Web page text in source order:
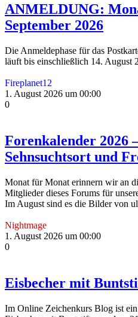
ANMELDUNG:
September 2026
Die Anmeldephase für das
läuft bis einschließlich 14. August
Fireplanet12
1. August 2026 um 00:00
0
Forenkalender 2026
Sehnsuchtsort und
Monat für Monat erinnern wir an
Mitglieder dieses Forums für
Im August sind es die Bilder von
Nightmage
1. August 2026 um 00:00
0
Eisbecher mit
Im Online Zeichenkurs Blog ist